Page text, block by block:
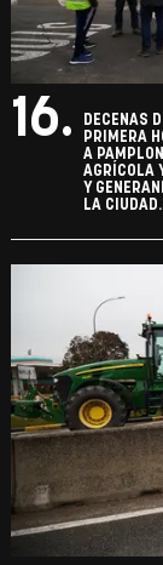
16.
DECENAS
PRIMERA
A
AGRÍCOLA
Y
LA